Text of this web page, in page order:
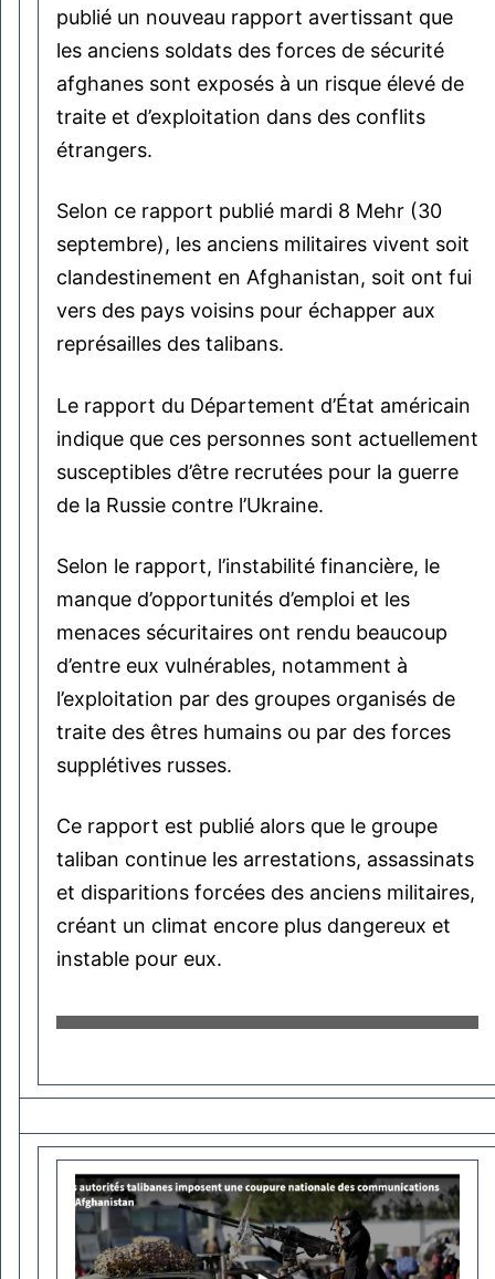
publié un nouveau rapport avertissant que
les anciens soldats des forces de sécurité
afghanes sont exposés à un risque élevé de
traite et d’exploitation dans des conflits
étrangers.
Selon ce rapport publié mardi 8 Mehr (30
septembre), les anciens militaires vivent soit
clandestinement en Afghanistan, soit ont fui
vers des pays voisins pour échapper aux
représailles des talibans.
Le rapport du Département d’État américain
indique que ces personnes sont actuellement
susceptibles d’être recrutées pour la guerre
de la Russie contre l’Ukraine.
Selon le rapport, l’instabilité financière, le
manque d’opportunités d’emploi et les
menaces sécuritaires ont rendu beaucoup
d’entre eux vulnérables, notamment à
l’exploitation par des groupes organisés de
traite des êtres humains ou par des forces
supplétives russes.
Ce rapport est publié alors que le groupe
taliban continue les arrestations, assassinats
et disparitions forcées des anciens militaires,
créant un climat encore plus dangereux et
instable pour eux.